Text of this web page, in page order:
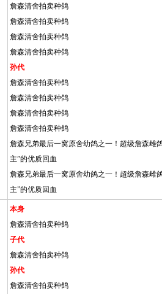
詹森清舍拍卖种鸽
詹森清舍拍卖种鸽
詹森清舍拍卖种鸽
詹森清舍拍卖种鸽
孙代
詹森清舍拍卖种鸽
詹森清舍拍卖种鸽
詹森清舍拍卖种鸽
詹森清舍拍卖种鸽
詹森兄弟最后一窝原舍幼鸽之一！超级詹森雌
主”的优质回血
詹森兄弟最后一窝原舍幼鸽之一！超级詹森雌
主”的优质回血
本身
詹森清舍拍卖种鸽
子代
詹森清舍拍卖种鸽
孙代
詹森清舍拍卖种鸽